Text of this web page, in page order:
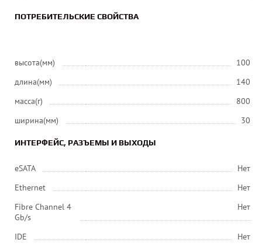
ПОТРЕБИТЕЛЬСКИЕ СВОЙСТВА
высота(мм)
100
длина(мм)
140
масса(г)
800
ширина(мм)
30
ИНТЕРФЕЙС, РАЗЪЕМЫ И ВЫХОДЫ
eSATA
Нет
Ethernet
Нет
Fibre Channel 4
Gb/s
Нет
IDE
Нет